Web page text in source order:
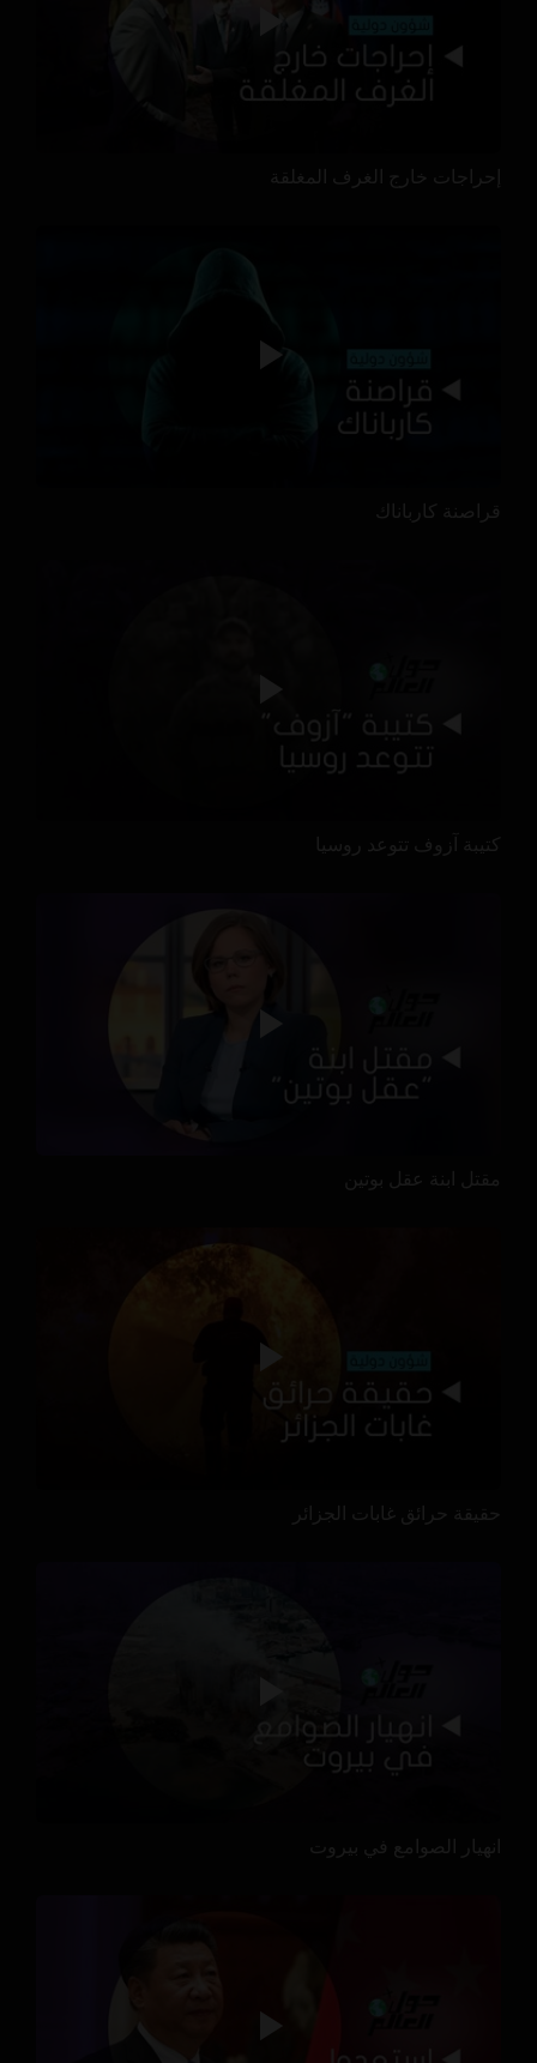
إحراجات خارج الغرف المغلقة
قراصنة كارباناك
كتيبة آزوف تتوعد روسيا
مقتل ابنة عقل بوتين
حقيقة حرائق غابات الجزائر
انهيار الصوامع في بيروت